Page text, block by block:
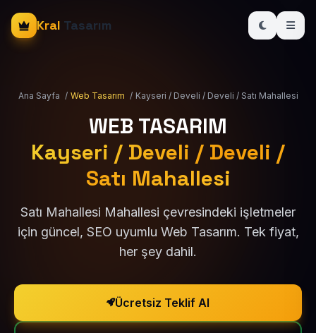
Kral Tasarım
Ana Sayfa / Web Tasarım / Kayseri / Develi / Develi / Satı Mahallesi
WEB TASARIM
Kayseri / Develi / Develi /
Satı Mahallesi
Satı Mahallesi Mahallesi çevresindeki işletmeler
için güncel, SEO uyumlu Web Tasarım. Tek fiyat,
her şey dahil.
Ücretsiz Teklif Al